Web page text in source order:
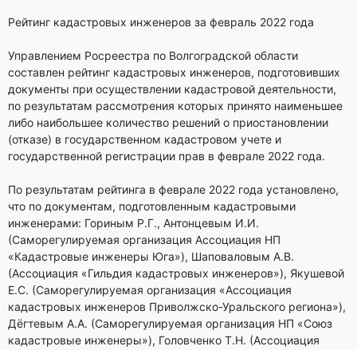
Рейтинг кадастровых инженеров за февраль 2022 года
Управлением Росреестра по Волгоградской области
составлен рейтинг кадастровых инженеров, подготовивших
документы при осуществлении кадастровой деятельности,
по результатам рассмотрения которых принято наименьшее
либо наибольшее количество решений о приостановлении
(отказе) в государственном кадастровом учете и
государственной регистрации прав в феврале 2022 года.
По результатам рейтинга в феврале 2022 года установлено,
что по документам, подготовленным кадастровыми
инженерами: Гориным Р.Г., Антонцевым И.И.
(Саморегулируемая организация Ассоциация НП
«Кадастровые инженеры Юга»), Шаповаловым А.В.
(Ассоциация «Гильдия кадастровых инженеров»), Якушевой
Е.С. (Саморегулируемая организация «Ассоциация
кадастровых инженеров Приволжско-Уральского региона»),
Дёгтевым А.А. (Саморегулируемая организация НП «Союз
кадастровые инженеры»), Головченко Т.Н. (Ассоциация